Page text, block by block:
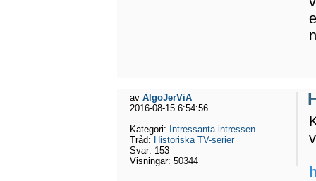
av AlgoJerViA
2016-08-15 6:54:56
Kategori: Intressanta intressen
Tråd: Historiska TV-serier
Svar: 153
Visningar: 50344